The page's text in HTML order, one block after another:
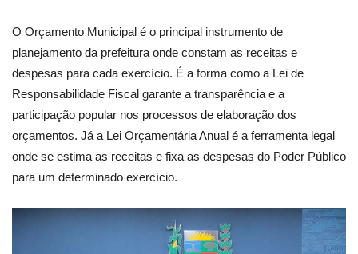
O Orçamento Municipal é o principal instrumento de
planejamento da prefeitura onde constam as receitas e
despesas para cada exercício. É a forma como a Lei de
Responsabilidade Fiscal garante a transparência e a
participação popular nos processos de elaboração dos
orçamentos. Já a Lei Orçamentária Anual é a ferramenta legal
onde se estima as receitas e fixa as despesas do Poder Público
para um determinado exercício.